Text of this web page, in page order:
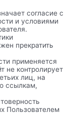
согласие с
и условиями
прекратить
применяется
не контролирует
лиц, на
ссылкам,
Пользователем